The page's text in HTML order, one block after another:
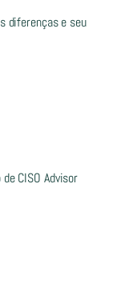
diferenças e seu
CISO Advisor